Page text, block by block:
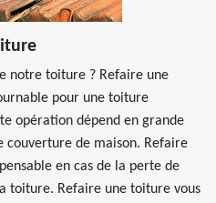
notre toiture ? Refaire une
pour une toiture
opération dépend en grande
couverture de maison. Refaire
en cas de la perte de
toiture. Refaire une toiture vous